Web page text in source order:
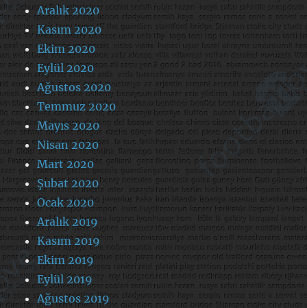
Aralık 2020
Kasım 2020
Ekim 2020
Eylül 2020
Ağustos 2020
Temmuz 2020
Mayıs 2020
Nisan 2020
Mart 2020
Şubat 2020
Ocak 2020
Aralık 2019
Kasım 2019
Ekim 2019
Eylül 2019
Ağustos 2019